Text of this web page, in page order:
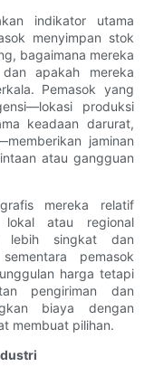
indikator utama
menyimpan stok
bagaimana mereka
dan apakah mereka
Pemasok yang
produksi
keadaan darurat,
jaminan
atau gangguan
mereka relatif
lokal atau regional
lebih singkat dan
pemasok
harga tetapi
pengiriman dan
biaya dengan
membuat pilihan.